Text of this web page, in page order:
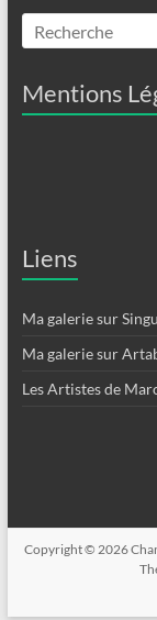
Mentions
Liens
Ma galerie sur
Ma galerie sur
Les Artistes de
Copyright © 2026